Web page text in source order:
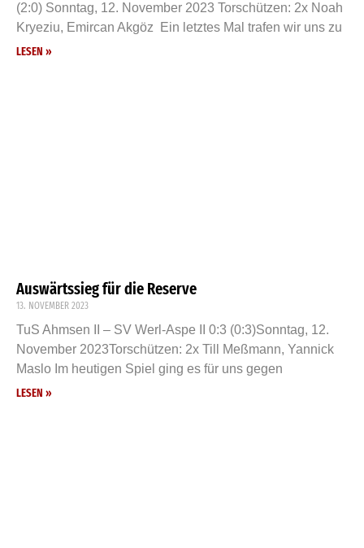
(2:0) Sonntag, 12. November 2023 Torschützen: 2x Noah
Kryeziu⁩, Emircan Akgöz Ein letztes Mal trafen wir uns zu
LESEN »
Auswärtssieg für die Reserve
13. NOVEMBER 2023
TuS Ahmsen II – SV Werl-Aspe II 0:3 (0:3)Sonntag, 12.
November 2023Torschützen: 2x Till Meßmann, Yannick
Maslo Im heutigen Spiel ging es für uns gegen
LESEN »